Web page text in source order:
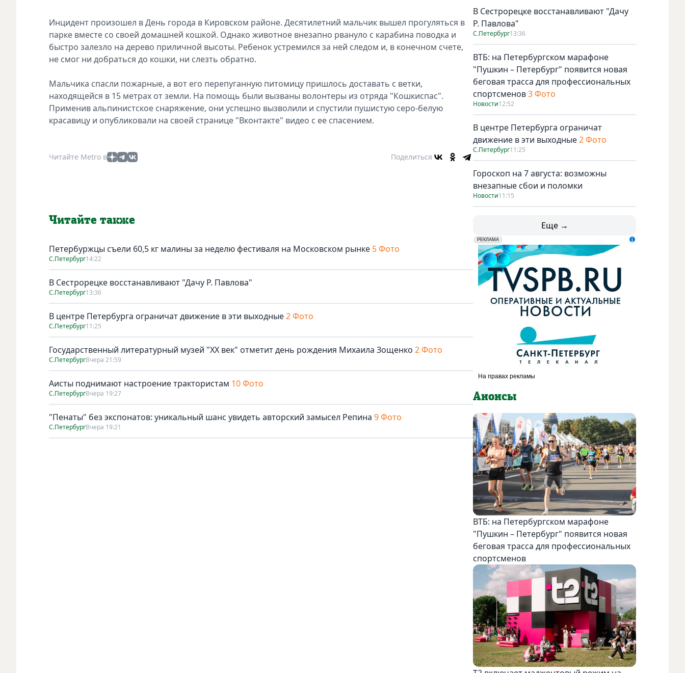
Инцидент произошел в День города в Кировском районе. Десятилетний мальчик вышел прогуляться в
парке вместе со своей домашней кошкой. Однако животное внезапно рвануло с карабина поводка и
быстро залезло на дерево приличной высоты. Ребенок устремился за ней следом и, в конечном счете,
не смог ни добраться до кошки, ни слезть обратно.
Мальчика спасли пожарные, а вот его перепуганную питомицу пришлось доставать с ветки,
находящейся в 15 метрах от земли. На помощь были вызваны волонтеры из отряда "Кошкиспас".
Применив альпинистское снаряжение, они успешно вызволили и спустили пушистую серо-белую
красавицу и опубликовали на своей странице "Вконтакте" видео с ее спасением.
Читайте Metro в Поделиться
Читайте также
Петербуржцы съели 60,5 кг малины за неделю фестиваля на Московском рынке 5 Фото
С.Петербург14:22
В Сестрорецке восстанавливают "Дачу Р. Павлова"
С.Петербург13:36
В центре Петербурга ограничат движение в эти выходные2 Фото
С.Петербург11:25
Государственный литературный музей "ХХ век" отметит день рождения Михаила Зощенко 2 Фото
С.ПетербургВчера 21:59
Аисты поднимают настроение трактористам 10 Фото
С.ПетербургВчера 19:27
"Пенаты" без экспонатов: уникальный шанс увидеть авторский замысел Репина 9 Фото
С.ПетербургВчера 19:21
В Сестрорецке восстанавливают "Дачу
Р. Павлова"
С.Петербург13:36
ВТБ: на Петербургском марафоне
"Пушкин – Петербург" появится новая
беговая трасса для профессиональных
спортсменов3 Фото
Новости12:52
В центре Петербурга ограничат
движение в эти выходные2 Фото
С.Петербург11:25
Гороскоп на 7 августа: возможны
внезапные сбои и поломки
Новости11:15
Еще →
erid: LdtCK5udn
РЕКЛАМА
АО "ГАТР", ИНН: 7841320717
Анонсы
ВТБ: на Петербургском марафоне
"Пушкин – Петербург" появится новая
беговая трасса для профессиональных
спортсменов